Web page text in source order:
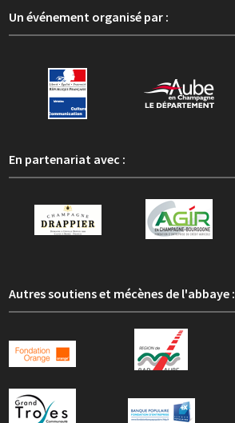
Un événement organisé par :
En partenariat avec :
Autres soutiens et mécènes de l'abbaye :